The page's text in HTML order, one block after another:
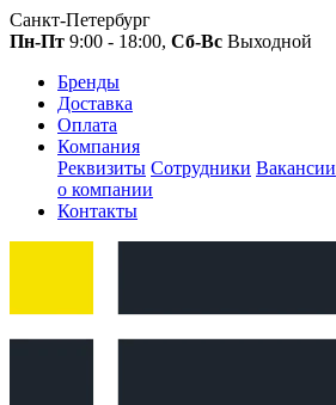
Санкт-Петербург
Пн-Пт 9:00 - 18:00, Сб-Вс Выходной
Бренды
Доставка
Оплата
Компания
Реквизиты Сотрудники Вакансии
о компании
Контакты